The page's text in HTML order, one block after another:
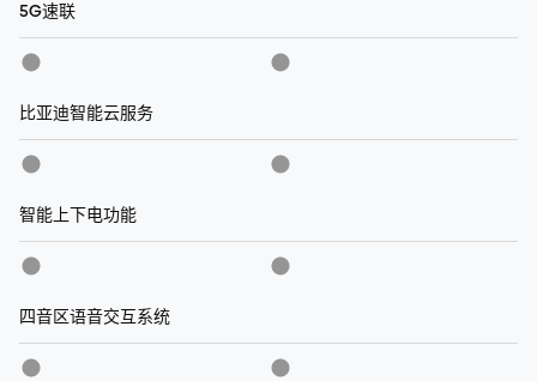
5G速联
比亚迪智能云服务
智能上下电功能
四音区语音交互系统